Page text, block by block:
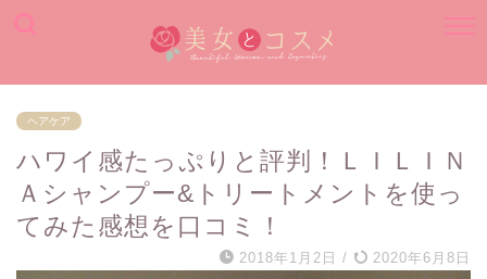
ヘアケア
ハワイ感たっぷりと評判！ＬＩＬＩＮ
Ａシャンプー&トリートメントを使っ
てみた感想を口コミ！
2018年1月2日 / 2020年6月8日